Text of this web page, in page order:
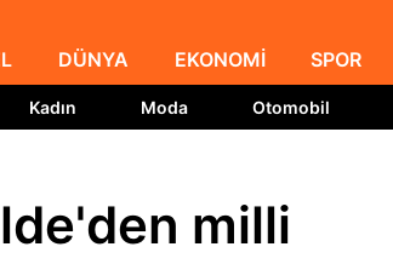
DÜNYA EKONOMİ SPOR
Kadın Moda Otomobil
milli